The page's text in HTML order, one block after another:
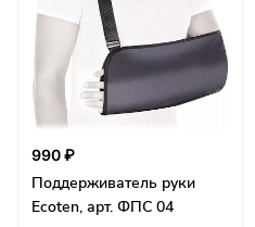
990 ₽
Поддерживатель руки
Ecoten, арт. ФПС 04